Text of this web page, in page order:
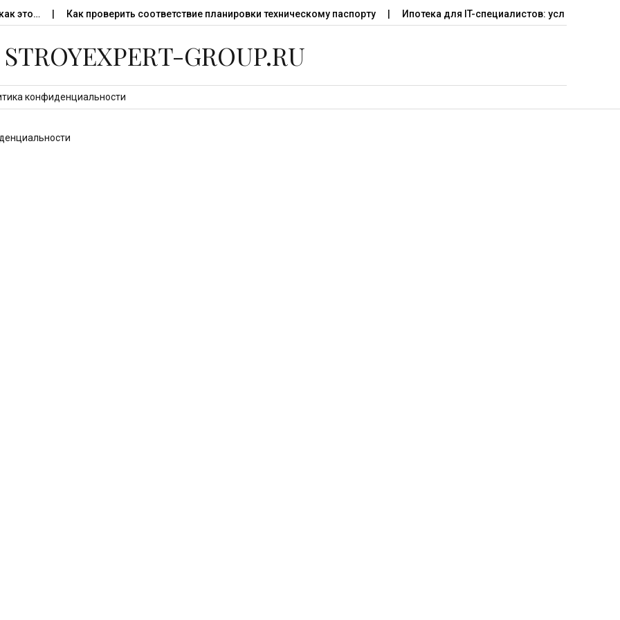
это… Как проверить соответствие планировки техническому паспорту Ипотека для IT-специалистов: условия
STROYEXPERT-GROUP.RU
конфиденциальности